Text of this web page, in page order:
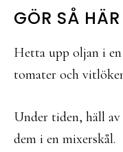
GÖR SÅ HÄR
Hetta upp oljan i
tomater och
Under tiden, häll
dem i en